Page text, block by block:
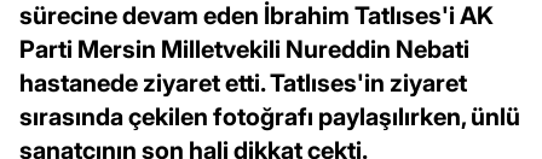
sürecine devam eden İbrahim Tatlıses'i AK
Parti Mersin Milletvekili Nureddin Nebati
hastanede ziyaret etti. Tatlıses'in ziyaret
sırasında çekilen fotoğrafı paylaşılırken, ünlü
sanatçının son hali dikkat çekti.